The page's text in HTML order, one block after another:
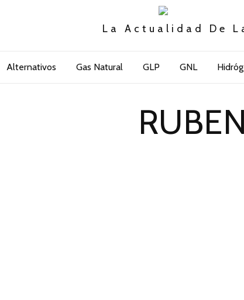
La Actualidad De
Alternativos Gas Natural GLP GNL